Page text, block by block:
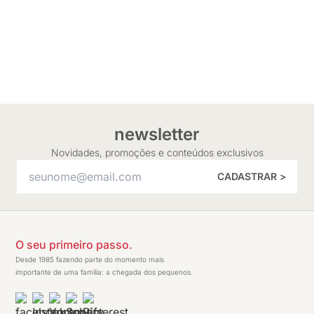
newsletter
Novidades, promoções e conteúdos exclusivos
CADASTRAR >
O seu primeiro passo.
Desde 1985 fazendo parte do momento mais
importante de uma família: a chegada dos pequenos.